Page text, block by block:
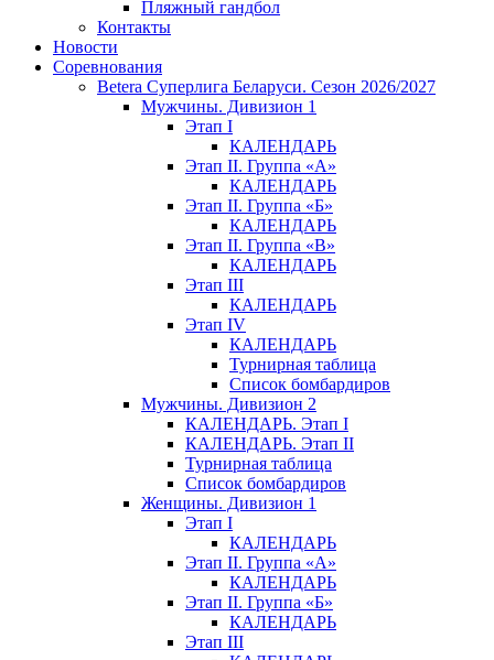
Пляжный гандбол
Контакты
Новости
Соревнования
Betera Суперлига Беларуси. Сезон 2026/2027
Мужчины. Дивизион 1
Этап I
КАЛЕНДАРЬ
Этап II. Группа «А»
КАЛЕНДАРЬ
Этап II. Группа «Б»
КАЛЕНДАРЬ
Этап II. Группа «В»
КАЛЕНДАРЬ
Этап III
КАЛЕНДАРЬ
Этап IV
КАЛЕНДАРЬ
Турнирная таблица
Список бомбардиров
Мужчины. Дивизион 2
КАЛЕНДАРЬ. Этап I
КАЛЕНДАРЬ. Этап II
Турнирная таблица
Список бомбардиров
Женщины. Дивизион 1
Этап I
КАЛЕНДАРЬ
Этап II. Группа «А»
КАЛЕНДАРЬ
Этап II. Группа «Б»
КАЛЕНДАРЬ
Этап III